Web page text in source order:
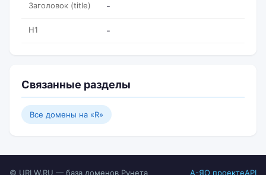
Заголовок (title) -
H1 -
Связанные разделы
Все домены на «R»
© URLW.RU — база доменов Рунета А-ЯО проектеAPI